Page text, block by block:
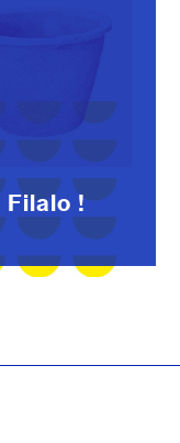
Filalo !